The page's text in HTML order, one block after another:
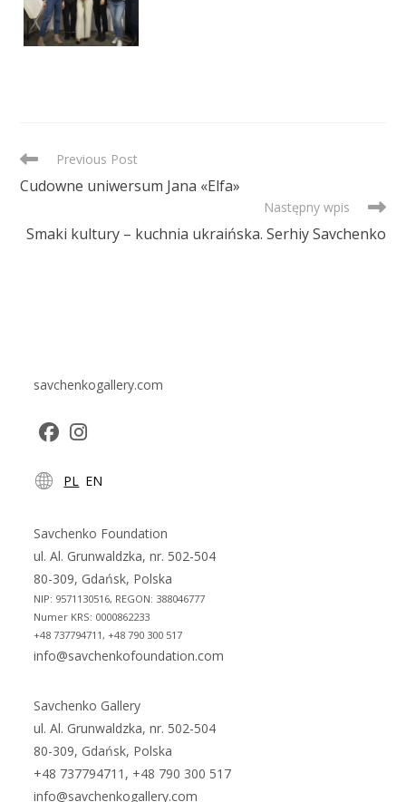
READ
ARTICLES
Previous Post
Cudowne uniwersum Jana «Elfa»
Następny wpis
Smaki kultury – kuchnia ukraińska. Serhiy Savchenko
savchenkogallery.com
in
new
tab
in
new
tab
PL EN
Savchenko Foundation
ul. Al. Grunwaldzka, nr. 502-504
80-309, Gdańsk, Polska
NIP: 9571130516, REGON: 388046777
Numer KRS: 0000862233
+48 737794711, +48 790 300 517
info@savchenkofoundation.com
Savchenko Gallery
ul. Al. Grunwaldzka, nr. 502-504
80-309, Gdańsk, Polska
+48 737794711, +48 790 300 517
info@savchenkogallery.com